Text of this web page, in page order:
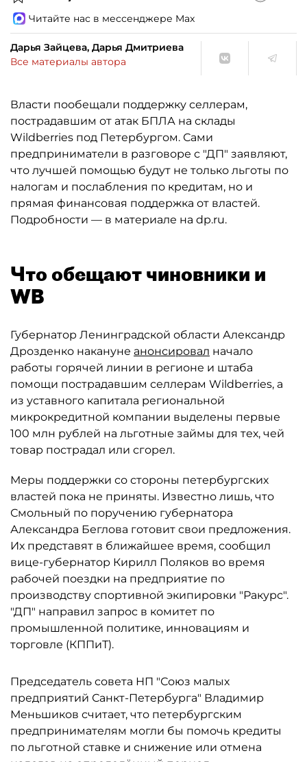
Читайте нас в мессенджере Max
Дарья Зайцева, Дарья Дмитриева
Все материалы автора
Власти пообещали поддержку селлерам,
пострадавшим от атак БПЛА на склады
Wildberries под Петербургом. Сами
предприниматели в разговоре с "ДП" заявляют,
что лучшей помощью будут не только льготы по
налогам и послабления по кредитам, но и
прямая финансовая поддержка от властей.
Подробности — в материале на dp.ru.
Что обещают чиновники и
WB
Губернатор Ленинградской области Александр
Дрозденко накануне анонсировал начало
работы горячей линии в регионе и штаба
помощи пострадавшим селлерам Wildberries, а
из уставного капитала региональной
микрокредитной компании выделены первые
100 млн рублей на льготные займы для тех, чей
товар пострадал или сгорел.
Меры поддержки со стороны петербургских
властей пока не приняты. Известно лишь, что
Смольный по поручению губернатора
Александра Беглова готовит свои предложения.
Их представят в ближайшее время, сообщил
вице-губернатор Кирилл Поляков во время
рабочей поездки на предприятие по
производству спортивной экипировки "Ракурс".
"ДП" направил запрос в комитет по
промышленной политике, инновациям и
торговле (КППиТ).
Председатель совета НП "Союз малых
предприятий Санкт-Петербурга" Владимир
Меньшиков считает, что петербургским
предпринимателям могли бы помочь кредиты
по льготной ставке и снижение или отмена